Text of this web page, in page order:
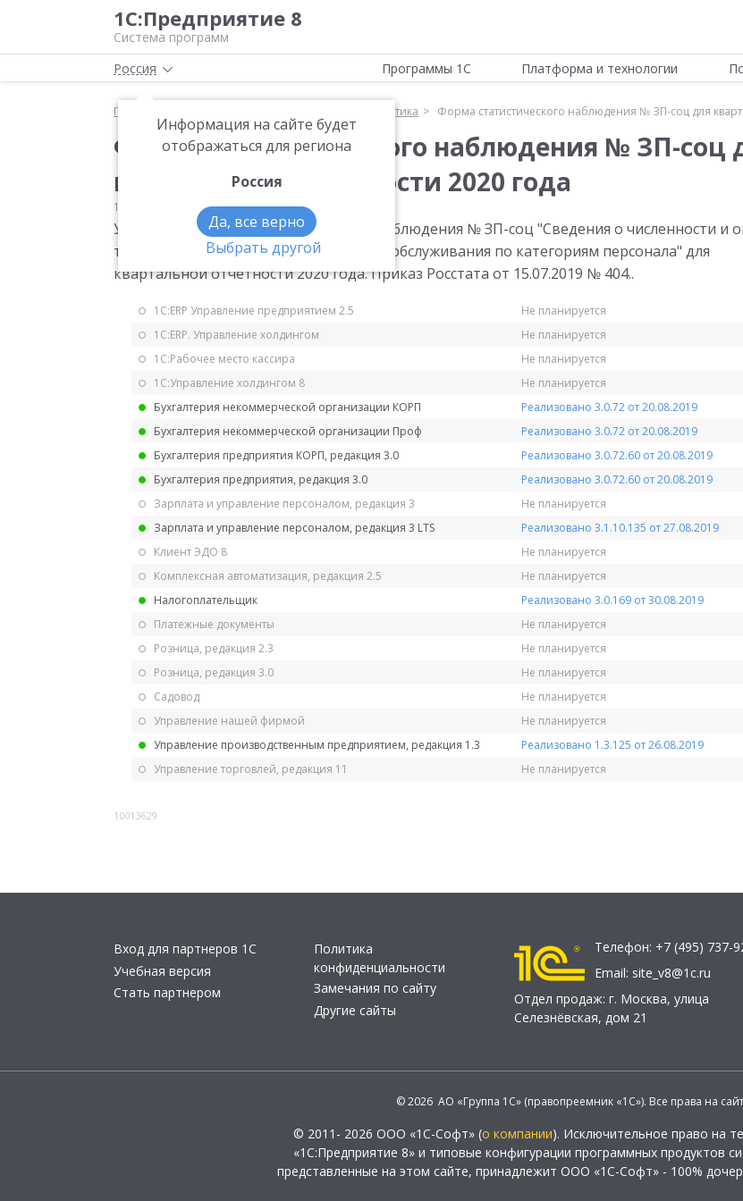
1С:Предприятие 8
Система программ
Россия
Информация на сайте будет
отображаться для региона
Россия
Да, все верно
Выбрать другой
Программы 1С Платформа и технологии
Главная Статистика Форма статистического наблюдения № ЗП-соц для
Форма статистического наблюдения № ЗП-соц
квартальной отчетности 2020 года
17.07.2019 Статистика
Утверждена форма статистического наблюдения № ЗП-соц "Сведения о численности и
труда работников сферы социального обслуживания по категориям персонала" для
квартальной отчетности 2020 года. Приказ Росстата от 15.07.2019 № 404..
1С:ERP Управление предприятием 2.5
Не планируется
1С:ERP. Управление холдингом
Не планируется
1С:Рабочее место кассира
Не планируется
1С:Управление холдингом 8
Не планируется
Бухгалтерия некоммерческой организации КОРП
Реализовано 3.0.72 от 20.08.2019
Бухгалтерия некоммерческой организации Проф
Реализовано 3.0.72 от 20.08.2019
Бухгалтерия предприятия КОРП, редакция 3.0
Реализовано 3.0.72.60 от 20.08.2019
Бухгалтерия предприятия, редакция 3.0
Реализовано 3.0.72.60 от 20.08.2019
Зарплата и управление персоналом, редакция 3
Не планируется
Зарплата и управление персоналом, редакция 3 LTS
Реализовано 3.1.10.135 от 27.08.2019
Клиент ЭДО 8
Не планируется
Комплексная автоматизация, редакция 2.5
Не планируется
Налогоплательщик
Реализовано 3.0.169 от 30.08.2019
Платежные документы
Не планируется
Розница, редакция 2.3
Не планируется
Розница, редакция 3.0
Не планируется
Садовод
Не планируется
Управление нашей фирмой
Не планируется
Управление производственным предприятием, редакция 1.3
Реализовано 1.3.125 от 26.08.2019
Управление торговлей, редакция 11
Не планируется
10013629
Вход для партнеров 1С
Учебная версия
Стать партнером
Политика
конфиденциальности
Замечания по сайту
Другие сайты
Телефон: +7 (495) 737-
Email: site_v8@1c.ru
Отдел продаж: г. Москва, улица
Селезнёвская, дом 21
© 2026 АО «Группа 1С» (правопреемник «1С»). Все права на
© 2011- 2026 ООО «1С-Софт» (о компании). Исключительное право на
«1С:Предприятие 8» и типовые конфигурации программных продуктов
представленные на этом сайте, принадлежит ООО «1С-Софт» - 100%